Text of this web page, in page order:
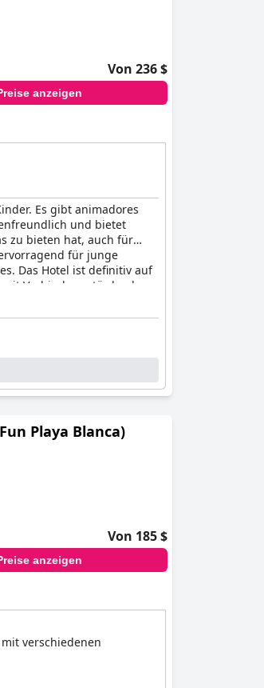
Von 236 $
anzeigen
Es gibt animadores
und bietet
zu bieten hat, auch für
für junge
Das Hotel ist definitiv auf
Verbindungstür buchen,
Playa Blanca)
Von 185 $
anzeigen
verschiedenen